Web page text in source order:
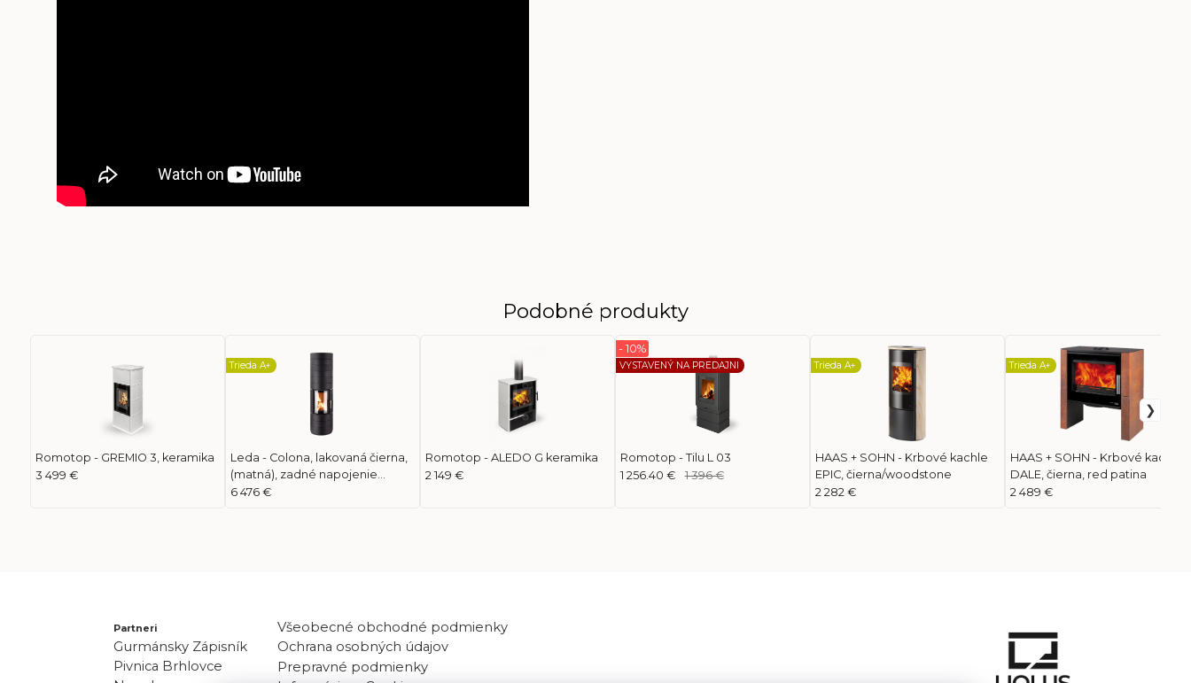
Podobné produkty
Romotop - GREMIO 3, keramika
3 499 €
Leda - Colona, lakovaná čierna,
(matná), zadné napojenie
dymovodu
Trieda A+
6 476 €
Romotop - ALEDO G keramika
2 149 €
Romotop - Tilu L 03
VYSTAVENÝ NA PREDAJNI
- 10%
1 256.40 € 1 396 €
HAAS + SOHN - Krbové kachle
EPIC, čierna/woodstone
Trieda A+
2 282 €
HAAS + SOHN - Krbové kachle
DALE, čierna, red patina
Trieda A+
2 489 €
Partneri
Gurmánsky Zápisník
Pivnica Brhlovce
Všeobecné obchodné podmienky
Ochrana osobných údajov
Prepravné podmienky